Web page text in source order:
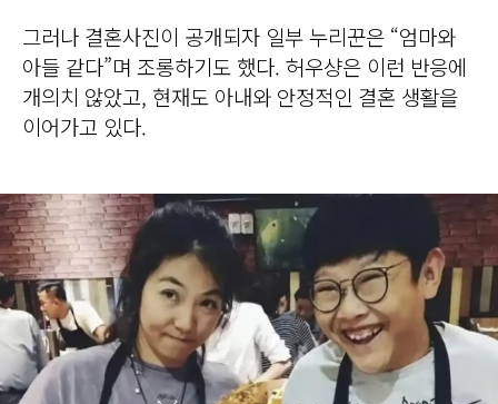
그러나 결혼사진이 공개되자 일부 누리꾼은 “엄마와
아들 같다”며 조롱하기도 했다. 허우샹은 이런 반응에
개의치 않았고, 현재도 아내와 안정적인 결혼 생활을
이어가고 있다.